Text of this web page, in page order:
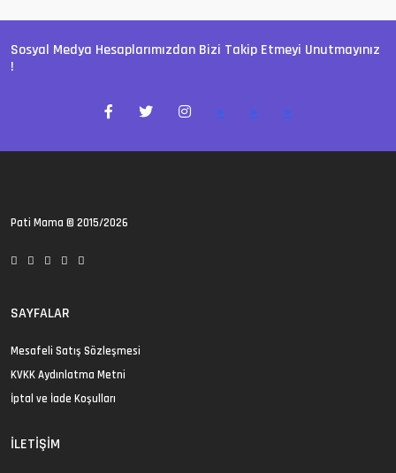
Sosyal Medya Hesaplarımızdan Bizi Takip Etmeyi Unutmayınız
!
> > >
Pati Mama © 2015/2026
SAYFALAR
Mesafeli Satış Sözleşmesi
KVKK Aydınlatma Metni
İptal ve İade Koşulları
İLETIŞIM